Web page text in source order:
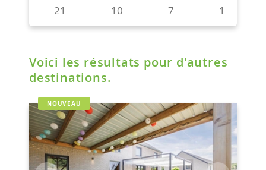
Voici les résultats pour d'autres
destinations.